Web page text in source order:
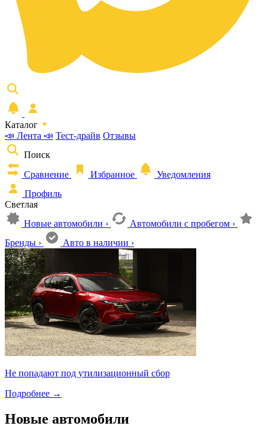
Каталог
📣 Лента 📣 Тест-драйв Отзывы
Поиск
Сравнение
Избранное
Уведомления
Профиль
Светлая
Новые автомобили › Автомобили с пробегом ›
Бренды › Авто в наличии ›
Не попадают под утилизационный сбор
Подробнее →
Новые автомобили